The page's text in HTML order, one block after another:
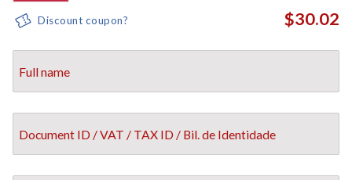
Discount coupon? $30.02
Full name
Document ID / VAT / TAX ID / Bil. de Identidade